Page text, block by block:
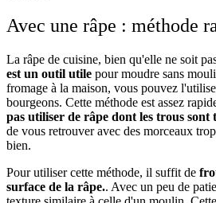
Avec une râpe : méthode
La râpe de cuisine, bien qu'elle ne soit
est un outil utile pour moudre sans
fromage à la maison, vous pouvez
bourgeons. Cette méthode est assez
pas utiliser de râpe dont les trous sont
de vous retrouver avec des morceaux
bien.
Pour utiliser cette méthode, il suffit de
surface de la râpe.. Avec un peu de